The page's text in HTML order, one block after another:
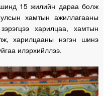
15 жилийн дараа болж
хамтын ажиллагааны
харилцаа, хамтын
харилцааны нэгэн шинэ
илэрхийллээ.